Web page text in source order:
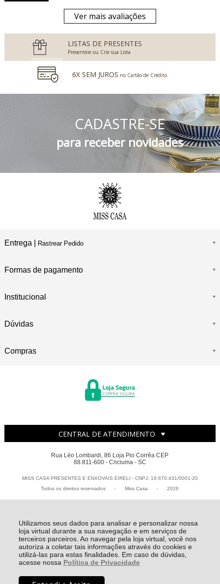
Utilizamos seus dados para analisar e personalizar nossa
loja virtual durante a sua navegação e em serviços de
terceiros parceiros. Ao navegar pela loja virtual, você nos
autoriza a coletar tais informações através do cookies e
utilizá-las para estas finalidades. Em caso de dúvidas,
acesse nossa Política de Privacidade
Ver mais avaliações
LISTAS DE PRESENTES
Presenteie ou Crie sua Lista
6X SEM JUROS no Cartão de Crédito
no Boleto Bancário e PIX
FRETE GRÁTIS Consulte o Regulamento
CADASTRE-SE
para receber novidades
Entrega | Rastrear Pedido
Formas de pagamento
Institucional
Dúvidas
Compras
CENTRAL DE ATENDIMENTO
Rua Léo Lombardi, 86 Loja Pio Corrêa CEP
88.811-600 - Criciuma - SC
MISS CASA PRESENTES E ENXOVAIS EIRELI - CNPJ: 18.670.431/0001-20
Todos os direitos reservados
- Miss Casa - 2026